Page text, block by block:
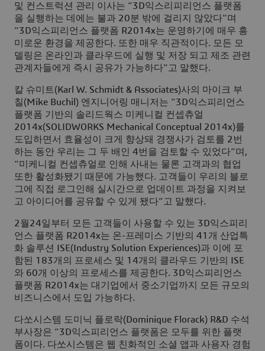
및 컨스트럭션 관리 이사는 “3D익스리피리언스 플랫폼
을 실행하는 데에는 불과 20분 밖에 걸리지 않았다”며
“3D익스피리언스 플랫폼 R2014x는 운영하기에 매우 흥
미로운 환경을 제공한다. 또한 매우 직관적이다. 모든 모
델링은 온라인과 클라우드에 실행 및 저장 되고 제조 관련
관계자들에게 즉시 공유가 가능하다”고 말했다.
칼 슈미트(Karl W. Schmidt & Associates)사의 마이크 부
칠(Mike Buchil) 엔지니어링 매니저는 “3D익스피리언스
플랫폼 기반의 솔리드웍스 미케니컬 컨셉츄얼
2014x(SOLIDWORKS Mechanical Conceptual 2014x)를
도입하면서 효율성이 크게 향상돼 경쟁사가 검토를 2번
하는 동안 우리는 그 두 배인 4번을 검토할 수 있었다“며,
“미케니컬 컨셉츄얼로 인해 사내는 물론 고객과의 협업
또한 활성화됐기 때문에 가능했다. 고객들이 우리의 블로
그에 직접 로그인해 실시간으로 업데이트 과정을 지켜보
고 아이디어를 공유할 수 있게 됐다“고 말했다.
2월24일부터 모든 고객들이 사용할 수 있는 3D익스피리
언스 플랫폼 R2014x는 온-프레미스 기반의 41개 산업특
화 솔루션 ISE(Industry Solution Experiences)과 이에 포
함된 183개의 프로세스 및 14개의 클라우드 기반의 ISE
와 60개 이상의 프로세스를 제공한다. 3D익스피리언스
플랫폼 R2014x는 대기업에서 중소기업까지 모든 규모의
비즈니스에서 도입 가능하다.
다쏘시스템 도미닉 플로락(Dominique Florack) R&D 수석
부사장은 “3D익스피리언스 플랫폼은 모두를 위한 플랫
폼이다. 다쏘시스템은 웹 친화적인 소셜 앱과 사용자 경험